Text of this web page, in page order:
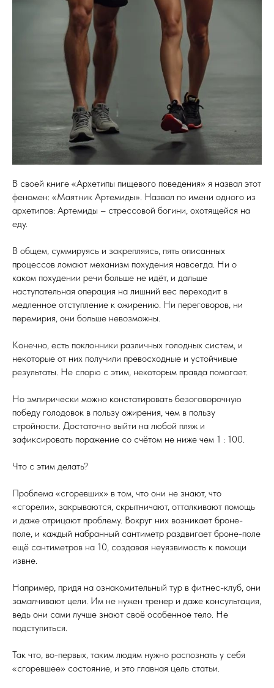
В своей книге «Архетипы пищевого поведения» я назвал этот
феномен: «Маятник Артемиды». Назвал по имени одного из
архетипов: Артемиды – стрессовой богини, охотящейся на
еду.
В общем, суммируясь и закрепляясь, пять описанных
процессов ломают механизм похудения навсегда. Ни о
каком похудении речи больше не идёт, и дальше
наступательная операция на лишний вес переходит в
медленное отступление к ожирению. Ни переговоров, ни
перемирия, они больше невозможны.
Конечно, есть поклонники различных голодных систем, и
некоторые от них получили превосходные и устойчивые
результаты. Не спорю с этим, некоторым правда помогает.
Но эмпирически можно констатировать безоговорочную
победу голодовок в пользу ожирения, чем в пользу
стройности. Достаточно выйти на любой пляж и
зафиксировать поражение со счётом не ниже чем 1 : 100.
Что с этим делать?
Проблема «сгоревших» в том, что они не знают, что
«сгорели», закрываются, скрытничают, отталкивают помощь
и даже отрицают проблему. Вокруг них возникает броне-
поле, и каждый набранный сантиметр раздвигает броне-поле
ещё сантиметров на 10, создавая неуязвимость к помощи
извне.
Например, придя на ознакомительный тур в фитнес-клуб, они
замалчивают цели. Им не нужен тренер и даже консультация,
ведь они сами лучше знают своё особенное тело. Не
подступиться.
Так что, во-первых, таким людям нужно распознать у себя
«сгоревшее» состояние, и это главная цель статьи.